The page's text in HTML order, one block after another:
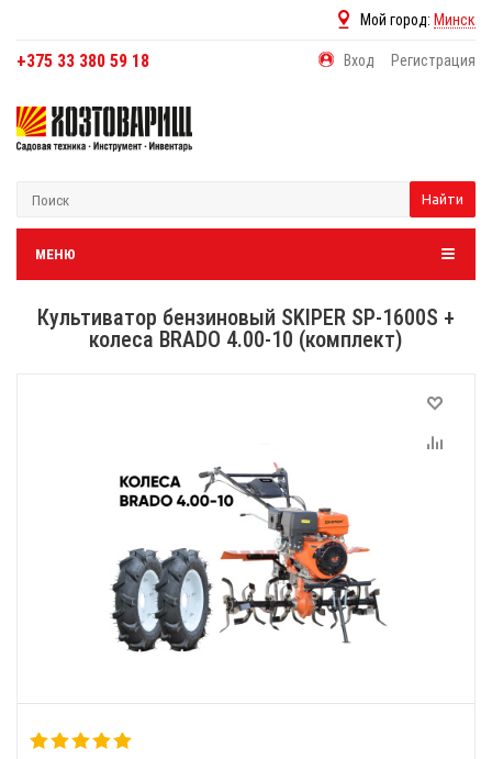
Мой город: Минск
+375 33 380 59 18 Вход Регистрация
Найти
МЕНЮ
Культиватор бензиновый SKIPER SP-1600S +
колеса BRADO 4.00-10 (комплект)